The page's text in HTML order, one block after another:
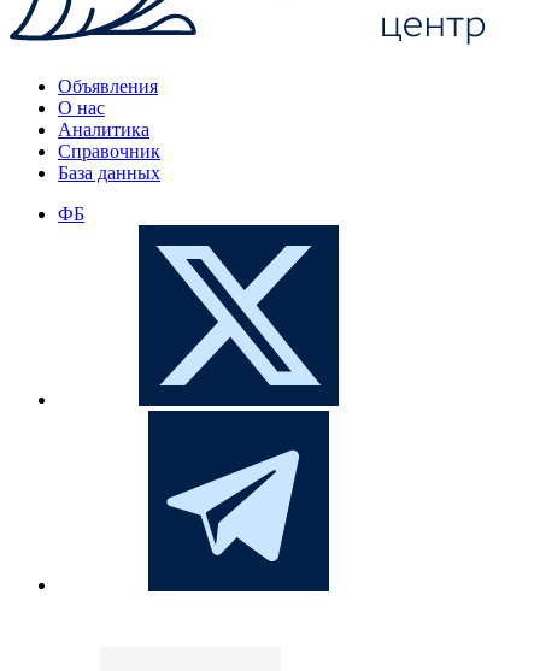
Объявления
О нас
Аналитика
Справочник
База данных
ФБ